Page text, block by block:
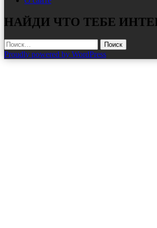
НАЙДИ ЧТО ТЕБЕ
Найти:
Proudly powered by WordPress